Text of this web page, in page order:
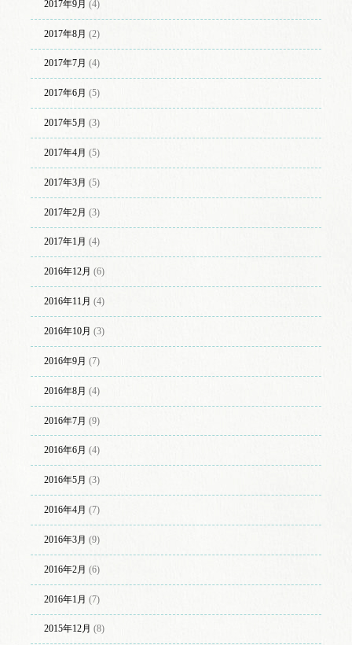
2017年9月 (4)
2017年8月 (2)
2017年7月 (4)
2017年6月 (5)
2017年5月 (3)
2017年4月 (5)
2017年3月 (5)
2017年2月 (3)
2017年1月 (4)
2016年12月 (6)
2016年11月 (4)
2016年10月 (3)
2016年9月 (7)
2016年8月 (4)
2016年7月 (9)
2016年6月 (4)
2016年5月 (3)
2016年4月 (7)
2016年3月 (9)
2016年2月 (6)
2016年1月 (7)
2015年12月 (8)